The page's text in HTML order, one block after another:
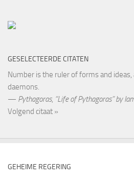
GESELECTEERDE CITATEN
Number is the ruler of forms and ideas,
daemons.
— Pythagoras, “Life of Pythagoras” by
Volgend citaat »
GEHEIME REGERING